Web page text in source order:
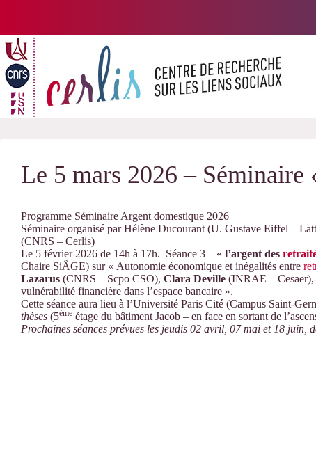
Le 5 mars 2026 – Séminaire
Programme Séminaire Argent domestique 2026
Séminaire organisé par Hélène Ducourant (U. Gustave Eiffel –
(CNRS – Cerlis)
Le 5 février 2026 de 14h à 17h. Séance 3 – « l’argent des
Chaire SiÂGE) sur « Autonomie économique et inégalités entre
Lazarus (CNRS – Scpo CSO), Clara Deville (INRAE – Cesaer),
vulnérabilité financière dans l’espace bancaire ».
Cette séance aura lieu à l’Université Paris Cité (Campus Saint-
thèses (5ème étage du bâtiment Jacob – en face en sortant de
Prochaines séances prévues les jeudis 02 avril, 07 mai et 18 juin,